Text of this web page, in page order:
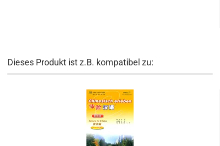
Dieses Produkt ist z.B. kompatibel zu: